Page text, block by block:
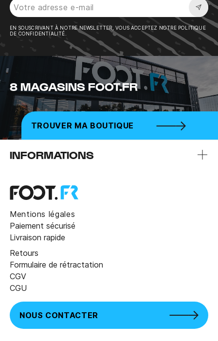
EN SOUSCRIVANT À NOTRE NEWSLETTER, VOUS ACCEPTEZ NOTRE POLITIQUE
DE CONFIDENTIALITÉ.
8 MAGASINS FOOT.FR
TROUVER MA BOUTIQUE
INFORMATIONS
Mentions légales
Paiement sécurisé
Livraison rapide
Retours
Formulaire de rétractation
CGV
CGU
NOUS CONTACTER